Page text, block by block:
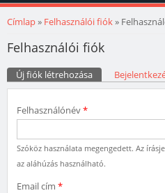
Jelenlegi hely
Címlap» Felhasználói fiók»
Felhasználói fiók
Elsődleges fülek
Új fiók létrehozása (aktív fül)
Felhasználónév*
Szóköz használata megengedett. Az
az aláhúzás használható.
Email cím *